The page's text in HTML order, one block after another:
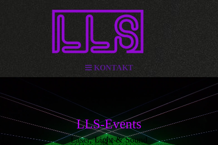
KONTAKT
LLS-Events
Laser, Light & Sound